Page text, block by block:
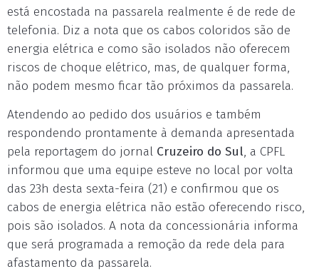
está encostada na passarela realmente é de rede de
telefonia. Diz a nota que os cabos coloridos são de
energia elétrica e como são isolados não oferecem
riscos de choque elétrico, mas, de qualquer forma,
não podem mesmo ficar tão próximos da passarela.
Atendendo ao pedido dos usuários e também
respondendo prontamente à demanda apresentada
pela reportagem do jornal Cruzeiro do Sul, a CPFL
informou que uma equipe esteve no local por volta
das 23h desta sexta-feira (21) e confirmou que os
cabos de energia elétrica não estão oferecendo risco,
pois são isolados. A nota da concessionária informa
que será programada a remoção da rede dela para
afastamento da passarela.